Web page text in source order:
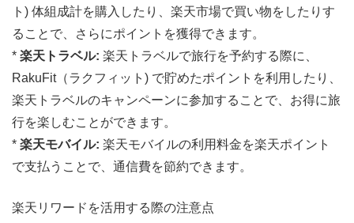
ト) 体組成計を購入したり、楽天市場で買い物をしたりす
ることで、さらにポイントを獲得できます。
* 楽天トラベル: 楽天トラベルで旅行を予約する際に、
RakuFit（ラクフィット) で貯めたポイントを利用したり、
楽天トラベルのキャンペーンに参加することで、お得に旅
行を楽しむことができます。
* 楽天モバイル: 楽天モバイルの利用料金を楽天ポイント
で支払うことで、通信費を節約できます。
楽天リワードを活用する際の注意点